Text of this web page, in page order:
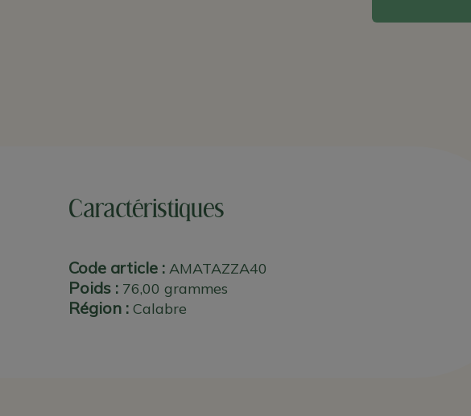
Caractéristiques
Code article : AMATAZZA40
Poids : 76,00 grammes
Région : Calabre